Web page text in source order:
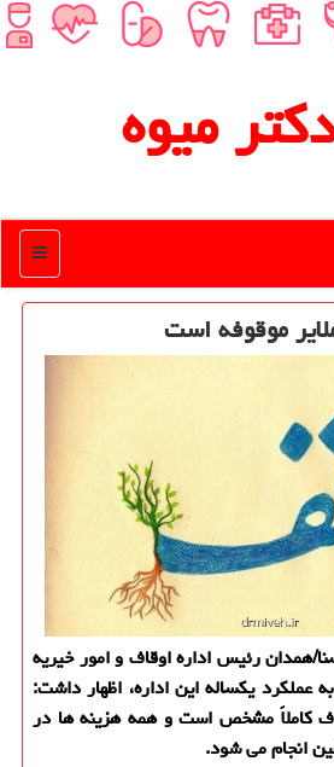
میوه
منو
همدان رئیس اداره اوقاف و امور خیریه
عملكرد یكساله این اداره، اظهار داشت:
كاملاً مشخص است و همه هزینه ها در
انجام می ‏شود.‏